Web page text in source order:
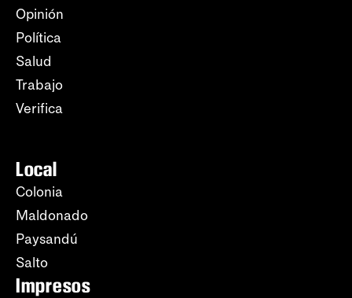
Opinión
Política
Salud
Trabajo
Verifica
Local
Colonia
Maldonado
Paysandú
Salto
Impresos